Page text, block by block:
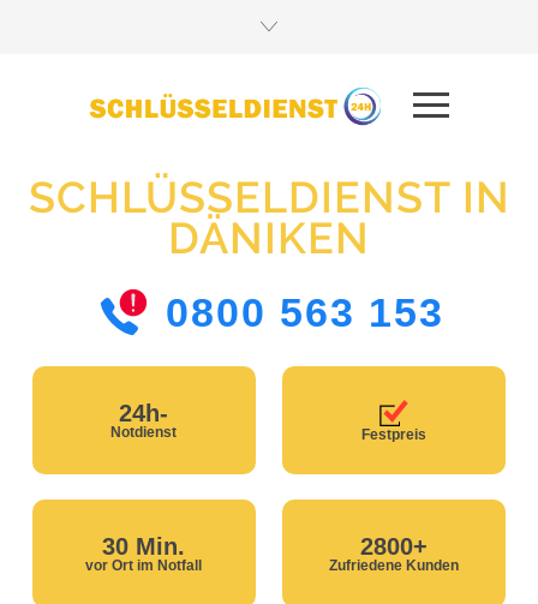
SCHLÜSSELDIENST IN
DÄNIKEN
0800 563 153
24h-
Notdienst Festpreis
30 Min.
vor Ort im Notfall
2800+
Zufriedene Kunden